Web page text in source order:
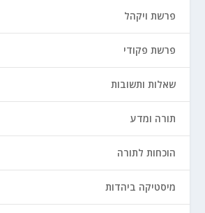
פרשת ויקהל
פרשת פקודי
שאלות ותשובות
תורה ומדע
הוכחות לתורה
מיסטיקה ביהדות